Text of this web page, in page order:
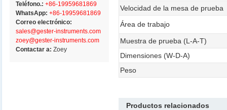
Teléfono.: +86-19959681869
WhatsApp: +86-19959681869
Correo electrónico:
sales@gester-instruments.com
zoey@gester-instruments.com
Contactar a:Zoey
Velocidad de la mesa de prueba
Área de trabajo
Muestra de prueba (L-A-T)
Dimensiones (W-D-A)
Peso
Productos relacionados